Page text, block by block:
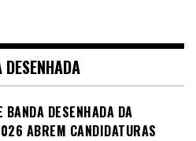
BANDA DESENHADA DA
ABREM CANDIDATURAS